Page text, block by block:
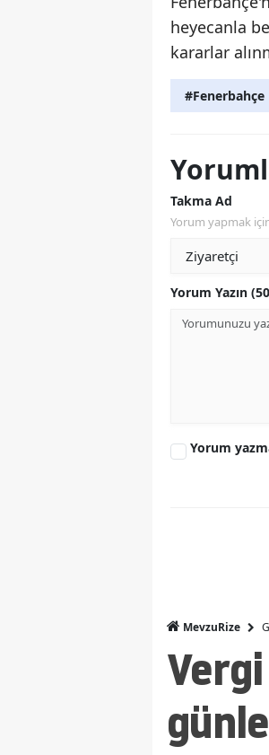
heyecanla
kararlar
#Fenerbahçe
Takma Ad
Yorum yapmak
Yorum Yazın
Yorum
MevzuRize